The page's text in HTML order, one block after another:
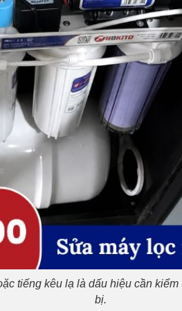
tiếng kêu lạ là dấu hiệu cần
bị.